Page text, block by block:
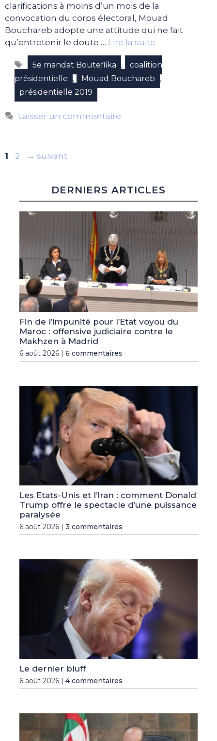
clarifications à moins d’un mois de la
convocation du corps électoral, Mouad
Bouchareb adopte une attitude qui ne fait
qu’entretenir le doute … Lire la suite
Étiquettes
5e mandat Bouteflika ,
coalition
présidentielle
, Mouad Bouchareb ,
présidentielle 2019
Laisser un commentaire
Page
1 Page
2 → suivant
DERNIERS ARTICLES
Fin de l’impunité pour l’Etat voyou du
Maroc : offensive judiciaire contre le
Makhzen à Madrid
6 août 2026 | 6 commentaires
Les Etats-Unis et l’Iran : comment Donald
Trump offre le spectacle d’une puissance
paralysée
6 août 2026 | 3 commentaires
Le dernier bluff
6 août 2026 | 4 commentaires